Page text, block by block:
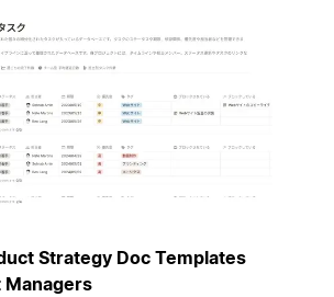
Strategy Doc Templates